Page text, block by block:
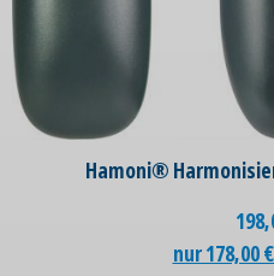
Hamoni®
nur 178,00